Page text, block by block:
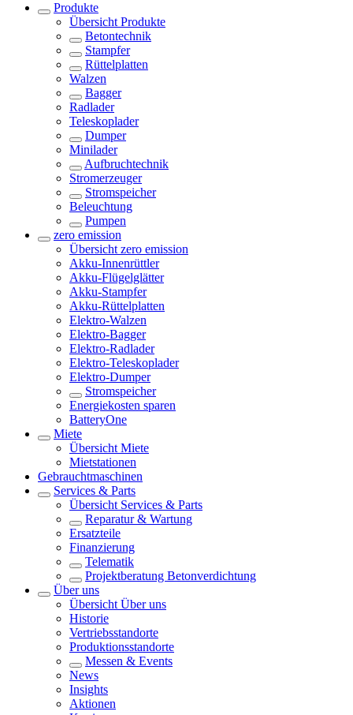
Produkte
Übersicht Produkte
Betontechnik
Stampfer
Rüttelplatten
Walzen
Bagger
Radlader
Teleskoplader
Dumper
Minilader
Aufbruchtechnik
Stromerzeuger
Stromspeicher
Beleuchtung
Pumpen
zero emission
Übersicht zero emission
Akku-Innenrüttler
Akku-Flügelglätter
Akku-Stampfer
Akku-Rüttelplatten
Elektro-Walzen
Elektro-Bagger
Elektro-Radlader
Elektro-Teleskoplader
Elektro-Dumper
Stromspeicher
Energiekosten sparen
BatteryOne
Miete
Übersicht Miete
Mietstationen
Gebrauchtmaschinen
Services & Parts
Übersicht Services & Parts
Reparatur & Wartung
Ersatzteile
Finanzierung
Telematik
Projektberatung Betonverdichtung
Über uns
Übersicht Über uns
Historie
Vertriebsstandorte
Produktionsstandorte
Messen & Events
News
Insights
Aktionen